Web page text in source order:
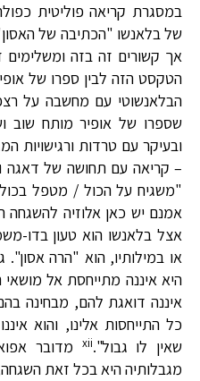
במסגרת קריאה פוליטית
של בלאנשו "הכתיבה של
אך קשורים זה בזה ומשלימים
הטקסט הזה לבין ספרו של
הבלאנשוטי עם מחשבה על
שספרו של אופיר מותח שוב
ובעיקר עם טרדות ורגישויות
– קריאה עם תחושה של דאגה
"משגיח על הכול / מטפל
אמנם יש כאן אלוזיה להשגחה
אצל בלאנשו הוא טעון בדו-
או במילותיו, הוא "הרה
היא איננה מתייחסת אל מושאי
איננה דואגת להם, מבחינה
כל התייחסות אלינו, והוא
שאין לו גבול".xii
מדובר
מגבלותיה היא בכל זאת